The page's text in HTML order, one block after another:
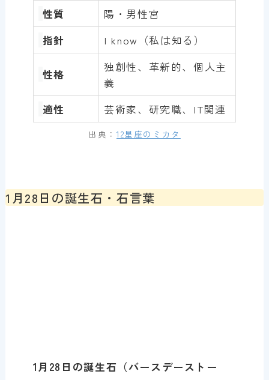
性質
陽・男性宮
指針
I know（私は知る）
性格
独創性、革新的、個人主
義
適性
芸術家、研究職、IT関連
出典： 12星座のミカタ
1月28日の誕生石・石言葉
1月 28 日の誕生石（バースデーストー